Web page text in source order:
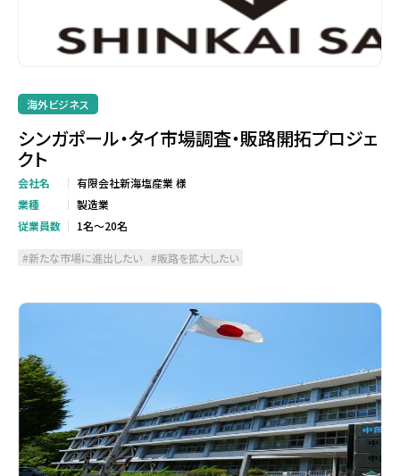
海外ビジネス
シンガポール・タイ市場調査・販路開拓プロジェ
クト
会社名
有限会社新海塩産業 様
業種
製造業
従業員数
1名～20名
新たな市場に進出したい 販路を拡大したい